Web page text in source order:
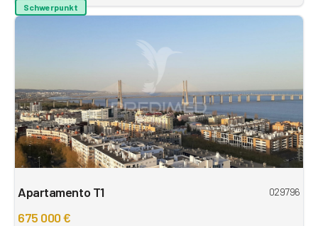
Schwerpunkt
Apartamento T1 029796
675 000 €